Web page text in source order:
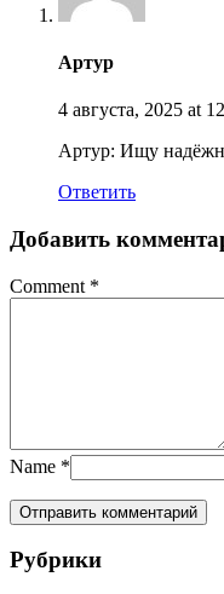
Артур
4 августа, 2025 at
Артур: Ищу
Ответить
Добавить
Comment *
Name *
Рубрики